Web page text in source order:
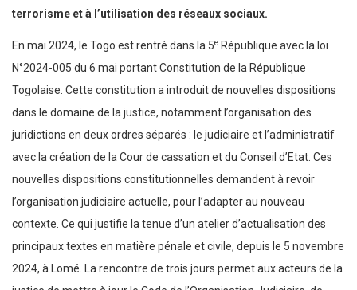
terrorisme et à l’utilisation des réseaux sociaux.
En mai 2024, le Togo est rentré dans la 5e République avec la loi
N°2024-005 du 6 mai portant Constitution de la République
Togolaise. Cette constitution a introduit de nouvelles dispositions
dans le domaine de la justice, notamment l’organisation des
juridictions en deux ordres séparés : le judiciaire et l’administratif
avec la création de la Cour de cassation et du Conseil d’Etat. Ces
nouvelles dispositions constitutionnelles demandent à revoir
l’organisation judiciaire actuelle, pour l’adapter au nouveau
contexte. Ce qui justifie la tenue d’un atelier d’actualisation des
principaux textes en matière pénale et civile, depuis le 5 novembre
2024, à Lomé. La rencontre de trois jours permet aux acteurs de la